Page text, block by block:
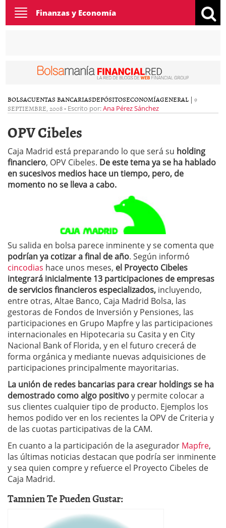
Toggle
navigation
Finanzas y Economía
BOLSACUENTAS BANCARIASDEPÓSITOSECONOMÍAGENERAL | 9
SEPTIEMBRE, 2008- Escrito por:Ana Pérez Sánchez
OPV Cibeles
Caja Madrid está preparando lo que será su holding
financiero, OPV Cibeles. De este tema ya se ha hablado
en sucesivos medios hace un tiempo, pero, de
momento no se lleva a cabo.
Su salida en bolsa parece inminente y se comenta que
podrían ya cotizar a final de año. Según informó
cincodias hace unos meses, el Proyecto Cibeles
integrará inicialmente 13 participaciones de empresas
de servicios financieros especializados, incluyendo,
entre otras, Altae Banco, Caja Madrid Bolsa, las
gestoras de Fondos de Inversión y Pensiones, las
participaciones en Grupo Mapfre y las participaciones
internacionales en Hipotecaria su Casita y en City
Nacional Bank of Florida, y en el futuro crecerá de
forma orgánica y mediante nuevas adquisiciones de
participaciones principalmente mayoritarias.
La unión de redes bancarias para crear holdings se ha
demostrado como algo positivoy permite colocar a
sus clientes cualquier tipo de producto. Ejemplos los
hemos podido ver en los recientes la OPV de Criteria y
de las cuotas participativas de la CAM.
En cuanto a la participación de la asegurador Mapfre,
las últimas noticias destacan que podría ser inminente
y sea quien compre y refuerce el Proyecto Cibeles de
Caja Madrid.
Tamnien Te Pueden Gustar: